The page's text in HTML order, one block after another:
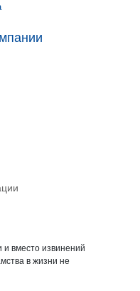
вместо извинений
в жизни не